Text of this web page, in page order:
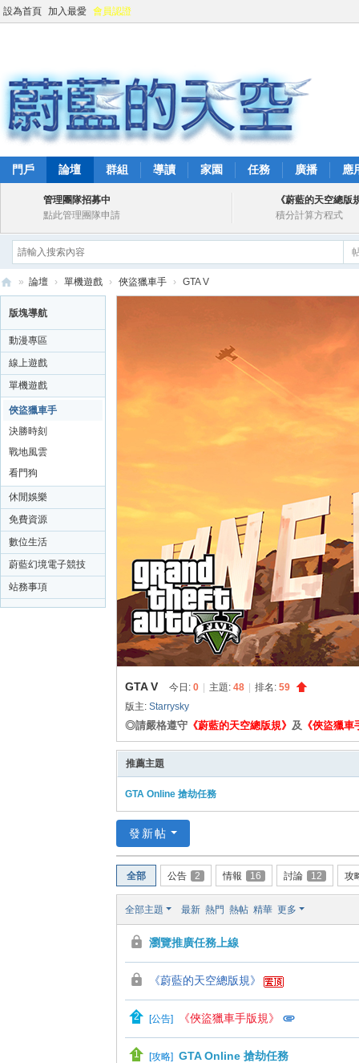
設為首頁 加入最愛 會員認證
門戶 論壇 群組 導讀 家園 任務 廣播 應
管理團隊招募中
點此管理團隊申請
《蔚藍的天空總版
積分計算方程式
藍
的
天
空
» 論壇 › 單機遊戲 › 俠盜獵車手 › GTA V
版塊導航
動漫專區
線上遊戲
單機遊戲
俠盜獵車手
決勝時刻
戰地風雲
看門狗
休閒娛樂
免費資源
數位生活
蔚藍幻境電子競技
站務事項
GTA V 今日: 0 主題: 48 排名: 59
版主: Starrysky
◎請嚴格遵守 《蔚藍的天空總版規》 及 《俠盜獵
推薦主題
GTA Online 搶劫任務
發新帖
全部 公告 2 情報 16 討論 12 攻
全部主題 最新 熱門 熱帖 精華 更多
瀏覽推廣任務上線
《蔚藍的天空總版規》
[公告] 《俠盜獵車手版規》
[攻略] GTA Online 搶劫任務